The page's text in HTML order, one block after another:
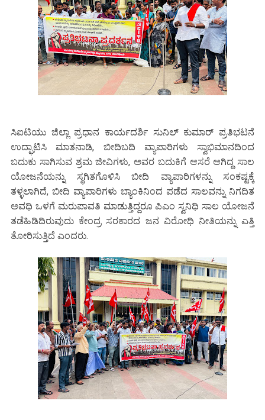
ಸಿಐಟಿಯು ಜಿಲ್ಲಾ ಪ್ರಧಾನ ಕಾರ್ಯದರ್ಶಿ ಸುನಿಲ್ ಕುಮಾರ್ ಪ್ರತಿಭಟನೆ
ಉದ್ಘಾಟಿಸಿ ಮಾತನಾಡಿ, ಬೀದಿಬದಿ ವ್ಯಾಪಾರಿಗಳು ಸ್ವಾಭಿಮಾನದಿಂದ
ಬದುಕು ಸಾಗಿಸುವ ಶ್ರಮ ಜೀವಿಗಳು, ಅವರ ಬದುಕಿಗೆ ಆಸರೆ ಆಗಿದ್ದ ಸಾಲ
ಯೋಜನೆಯನ್ನು ಸ್ಥಗಿತಗೊಳಿಸಿ ಬೀದಿ ವ್ಯಾಪಾರಿಗಳನ್ನು ಸಂಕಷ್ಟಕ್ಕೆ
ತಳ್ಳಲಾಗಿದೆ, ಬೀದಿ ವ್ಯಾಪಾರಿಗಳು ಬ್ಯಾಂಕಿನಿಂದ ಪಡೆದ ಸಾಲವನ್ನು ನಿಗದಿತ
ಅವಧಿ ಒಳಗೆ ಮರುಪಾವತಿ ಮಾಡುತ್ತಿದ್ದರೂ ಪಿಎಂ ಸ್ವನಿಧಿ ಸಾಲ ಯೋಜನೆ
ತಡೆಹಿಡಿದಿರುವುದು ಕೇಂದ್ರ ಸರಕಾರದ ಜನ ವಿರೋಧಿ ನೀತಿಯನ್ನು ಎತ್ತಿ
ತೋರಿಸುತ್ತಿದೆ ಎಂದರು.